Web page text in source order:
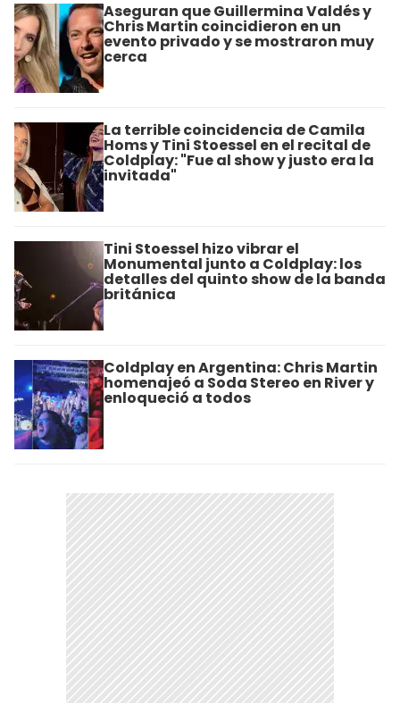
Aseguran que Guillermina Valdés y
Chris Martin coincidieron en un
evento privado y se mostraron muy
cerca
La terrible coincidencia de Camila
Homs y Tini Stoessel en el recital de
Coldplay: "Fue al show y justo era la
invitada"
Tini Stoessel hizo vibrar el
Monumental junto a Coldplay: los
detalles del quinto show de la banda
británica
Coldplay en Argentina: Chris Martin
homenajeó a Soda Stereo en River y
enloqueció a todos